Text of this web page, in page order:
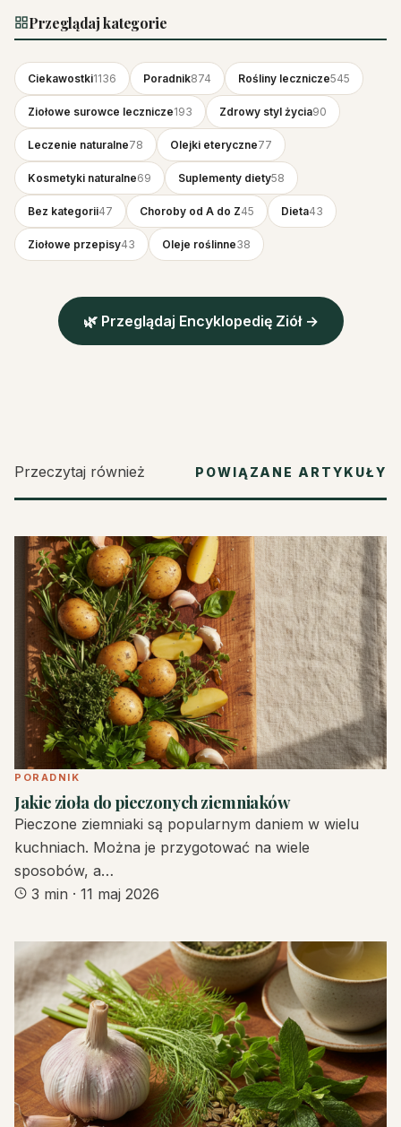
Przeglądaj kategorie
Ciekawostki1136 Poradnik874 Rośliny lecznicze545
Ziołowe surowce lecznicze193 Zdrowy styl życia90
Leczenie naturalne78 Olejki eteryczne77
Kosmetyki naturalne69 Suplementy diety58
Bez kategorii47 Choroby od A do Z45 Dieta43
Ziołowe przepisy43 Oleje roślinne38
🌿 Przeglądaj Encyklopedię Ziół →
Przeczytaj również POWIĄZANE ARTYKUŁY
PORADNIK
Jakie zioła do pieczonych ziemniaków
Pieczone ziemniaki są popularnym daniem w wielu
kuchniach. Można je przygotować na wiele
sposobów, a…
3 min · 11 maj 2026